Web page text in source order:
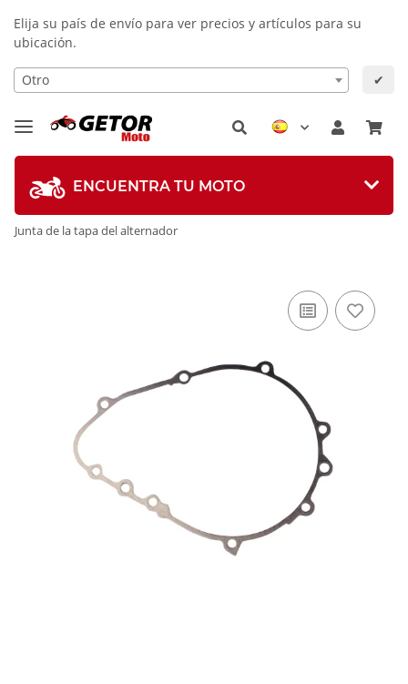
Elija su país de envío para ver precios y artículos para su
ubicación.
Otro ✔
ENCUENTRA TU MOTO
Junta de la tapa del alternador